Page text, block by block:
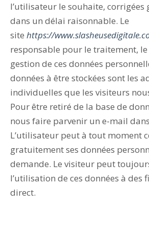
l’utilisateur le souhaite,
dans un délai raisonnable. Le
site https://
responsable pour le traitement, le
gestion de ces données
données à être stockées sont les
individuelles que les visiteurs
Pour être retiré de la base de
nous faire parvenir un e-mail
L’utilisateur peut à tout moment
gratuitement ses données
demande. Le visiteur peut
l’utilisation de ces données à des
direct.